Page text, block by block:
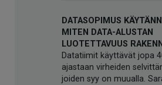
DATASOPIMUS
MITEN DATA-ALUSTAN
LUOTETTAVUUS
Datatiimit käyttävät jopa
ajastaan virheiden
joiden syy on muualla.